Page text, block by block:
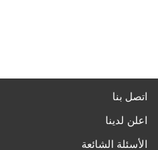
اتصل بنا
اعلن لدينا
الأسئلة الشائعة